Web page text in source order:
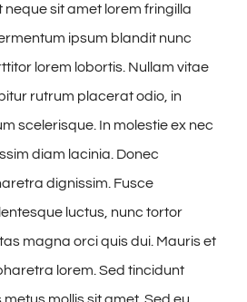
sit amet lorem fringilla
ipsum blandit nunc
lorem lobortis. Nullam vitae
rutrum placerat odio, in
scelerisque. In molestie ex nec
diam lacinia. Donec
dignissim. Fusce
luctus, nunc tortor
magna orci quis dui. Mauris et
lorem. Sed tincidunt
mollis sit amet. Sed eu